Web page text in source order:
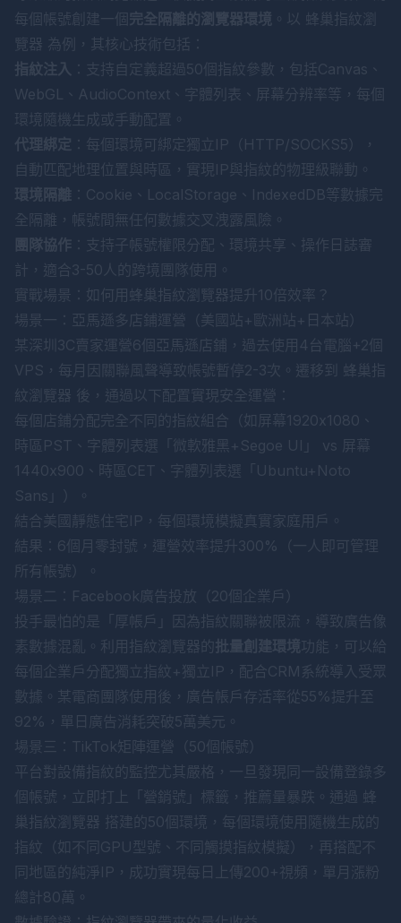
每個帳號創建一個 完全隔離的瀏覽器環境 。以 蜂巢指紋瀏
覽器 為例，其核心技術包括：
指紋注入 ：支持自定義超過50個指紋參數，包括Canvas、
WebGL、AudioContext、字體列表、屏幕分辨率等，每個
環境隨機生成或手動配置。
代理綁定 ：每個環境可綁定獨立IP（HTTP/SOCKS5），
自動匹配地理位置與時區，實現IP與指紋的物理級聯動。
環境隔離 ：Cookie、LocalStorage、IndexedDB等數據完
全隔離，帳號間無任何數據交叉洩露風險。
團隊協作 ：支持子帳號權限分配、環境共享、操作日誌審
計，適合3-50人的跨境團隊使用。
實戰場景：如何用蜂巢指紋瀏覽器提升10倍效率？
場景一：亞馬遜多店鋪運營（美國站+歐洲站+日本站）
某深圳3C賣家運營6個亞馬遜店鋪，過去使用4台電腦+2個
VPS，每月因關聯風聲導致帳號暫停2-3次。遷移到 蜂巢指
紋瀏覽器 後，通過以下配置實現安全運營：
每個店鋪分配完全不同的指紋組合（如屏幕1920x1080、
時區PST、字體列表選「微軟雅黑+Segoe UI」 vs 屏幕
1440x900、時區CET、字體列表選「Ubuntu+Noto
Sans」）。
結合美國靜態住宅IP，每個環境模擬真實家庭用戶。
結果：6個月零封號，運營效率提升300%（一人即可管理
所有帳號）。
場景二：Facebook廣告投放（20個企業戶）
投手最怕的是「厚帳戶」因為指紋關聯被限流，導致廣告像
素數據混亂。利用指紋瀏覽器的批量創建環境功能，可以給
每個企業戶分配獨立指紋+獨立IP，配合CRM系統導入受眾
數據。某電商團隊使用後，廣告帳戶存活率從55%提升至
92%，單日廣告消耗突破5萬美元。
場景三：TikTok矩陣運營（50個帳號）
平台對設備指紋的監控尤其嚴格，一旦發現同一設備登錄多
個帳號，立即打上「營銷號」標籤，推薦量暴跌。通過 蜂
巢指紋瀏覽器 搭建的50個環境，每個環境使用隨機生成的
指紋（如不同GPU型號、不同觸摸指紋模擬），再搭配不
同地區的純淨IP，成功實現每日上傳200+視頻，單月漲粉
總計80萬。